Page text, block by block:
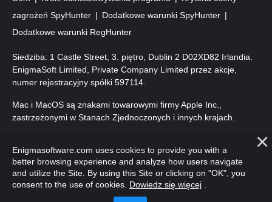
zagrożeń SpyHunter
Dodatkowe warunki SpyHunter
Dodatkowe warunki RegHunter
Siedziba: 1 Castle Street, 3. piętro, Dublin 2 D02XD82 Irlandia.
EnigmaSoft Limited, Private Company Limited przez akcje,
numer rejestracyjny spółki 597114.
Mac i MacOS są znakami towarowymi firmy Apple Inc.,
zastrzeżonymi w Stanach Zjednoczonych i innych krajach.
zastrzeżone.
Enigmasoftware.com uses cookies to provide you with a
better browsing experience and analyze how users navigate
and utilize the Site. By using this Site or clicking on "OK", you
consent to the use of cookies. Dowiedz się więcej